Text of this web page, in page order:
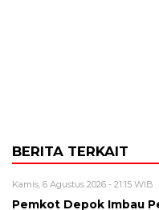
BERITA TERKAIT
Kamis, 6 Agustus 2026 - 21:15 WIB
Pemkot Depok Imbau